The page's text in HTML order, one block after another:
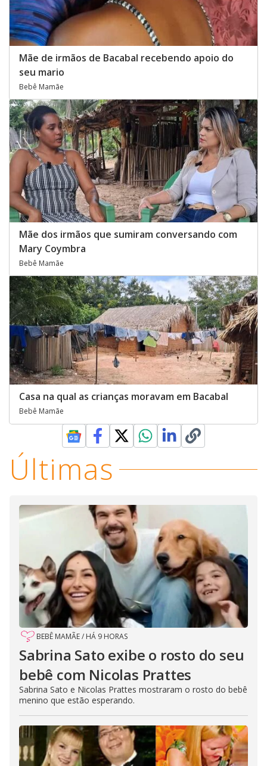
Mãe de irmãos de Bacabal recebendo apoio do
seu mario
Bebê Mamãe
Mãe dos irmãos que sumiram conversando com
Mary Coymbra
Bebê Mamãe
Casa na qual as crianças moravam em Bacabal
Bebê Mamãe
Últimas
BEBÊ MAMÃE/ HÁ 9 HORAS
Sabrina Sato exibe o rosto do seu
bebê com Nicolas Prattes
Sabrina Sato e Nicolas Prattes mostraram o rosto do bebê
menino que estão esperando.